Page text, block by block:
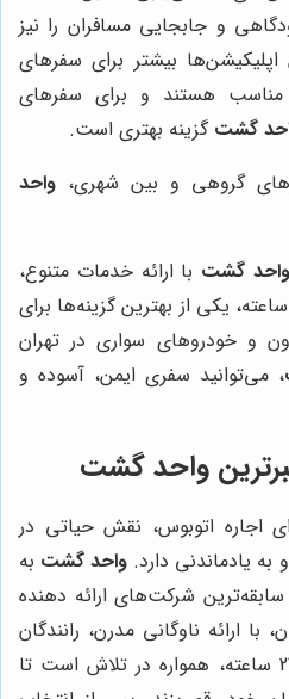
و جابجایی مسافران را نیز
اپلیکیشن‌ها بیشتر برای سفرهای
هستند و برای سفرهای
گشت گزینه بهتری است.
گروهی و بین شهری، واحد
واحد گشت با ارائه خدمات متنوع،
مناسب و پشتیبانی 24 ساعته، یکی از بهترین گزینه‌ها برای
و خودروهای سواری در تهران
، می‌توانید سفری ایمن، آسوده و
واحد گشت
اجاره اتوبوس، نقش حیاتی در
یادماندنی دارد. واحد گشت به
سابقه‌ترین شرکت‌های ارائه دهنده
با ارائه ناوگانی مدرن، رانندگان
مجرب و خدمات پشتیبانی 24 ساعته، همواره در تلاش است تا